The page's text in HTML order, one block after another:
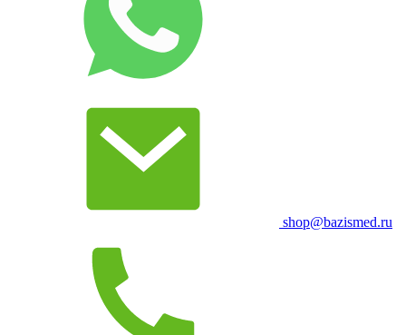
shop@bazismed.ru